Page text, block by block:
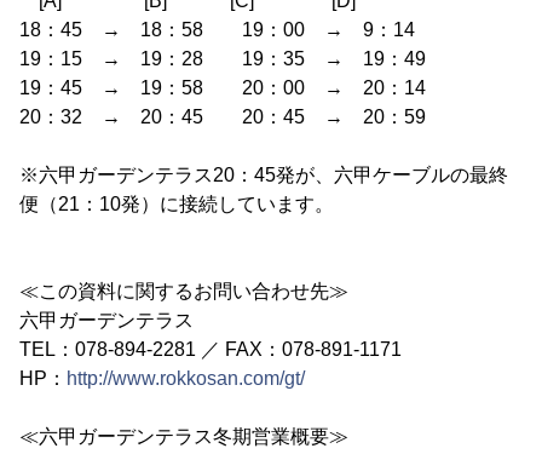
18：45 → 18：58 19：00 → 9：14
19：15 → 19：28 19：35 → 19：49
19：45 → 19：58 20：00 → 20：14
20：32 → 20：45 20：45 → 20：59
※六甲ガーデンテラス20：45発が、六甲ケーブルの最終
便（21：10発）に接続しています。
≪この資料に関するお問い合わせ先≫
六甲ガーデンテラス
TEL：078-894-2281 ／ FAX：078-891-1171
HP： http://www.rokkosan.com/gt/
≪六甲ガーデンテラス冬期営業概要≫